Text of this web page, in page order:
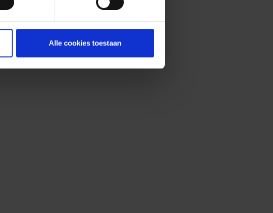
Alle cookies toestaan